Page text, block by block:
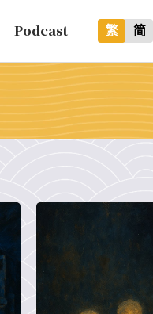
Podcast 繁 简